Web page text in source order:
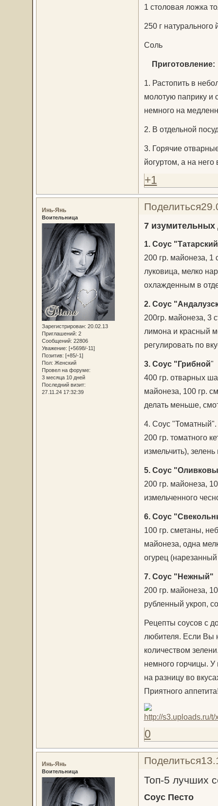
1 столовая ложка
250 г натурального
Соль
Приготовление:
1. Растопить в
молотую паприку и
немного на
2. В отдельной
3. Горячие
йогуртом, а на
+1
Поделиться
Инь-Янь
Воительница
Зарегистрирован: 20.02.13
Приглашений: 2
Сообщений: 22806
Уважение: [+5698/-11]
Позитив: [+85/-1]
Пол: Женский
Провел на форуме:
3 месяца 10 дней
Последний визит:
27.11.24 17:32:39
7
1. Соус
200 гр. майонеза, 1
луковица, мелко
охлажденным в
2. Соус
200гр. майонеза, 3
лимона и красный
регулировать по
3. Соус "Грибной"
400 гр. отварных
майонеза, 100 гр.
делать меньше,
4. Соус "Томатный".
200 гр. томатного
измельчить),
5. Соус
200 гр. майонеза,
измельченного
6. Соус
100 гр. сметаны,
майонеза, одна
огурец
7. Соус "Нежный"
200 гр. майонеза,
рубленный укроп,
Рецепты соусов с
любителя. Если Вы
количеством
немного горчицы. У
на разницу во
Приятного
0
Поделиться
Инь-Янь
Воительница
Топ-5 лучших
Соус Песто